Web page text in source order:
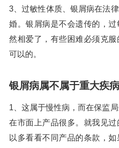
3、过敏性体质、银屑病在法
婚。银屑病是不会遗传的，
然相爱了，有些困难必须克
可以的。
银屑病属不属于重大疾
1、这属于慢性病，而在保监
在市面上产品很多。就我见
以多看看不同产品的条款，